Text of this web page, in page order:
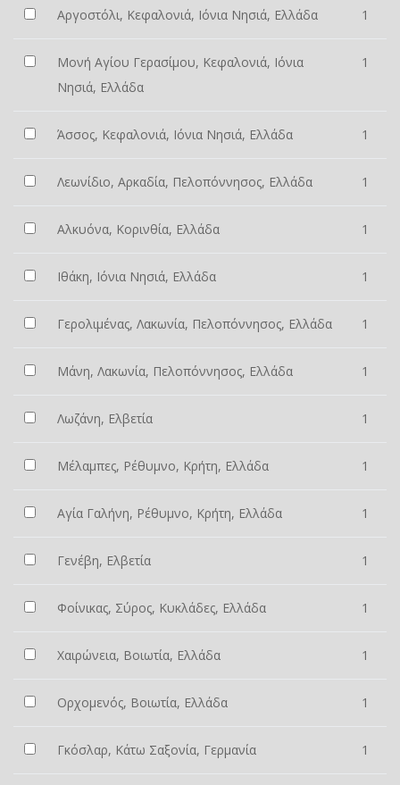
Αργοστόλι, Κεφαλονιά, Ιόνια Νησιά, Ελλάδα 1
Μονή Αγίου Γερασίμου, Κεφαλονιά, Ιόνια
Νησιά, Ελλάδα
1
Άσσος, Κεφαλονιά, Ιόνια Νησιά, Ελλάδα 1
Λεωνίδιο, Αρκαδία, Πελοπόννησος, Ελλάδα 1
Αλκυόνα, Κορινθία, Ελλάδα 1
Ιθάκη, Ιόνια Νησιά, Ελλάδα 1
Γερολιμένας, Λακωνία, Πελοπόννησος, Ελλάδα 1
Μάνη, Λακωνία, Πελοπόννησος, Ελλάδα 1
Λωζάνη, Ελβετία 1
Μέλαμπες, Ρέθυμνο, Κρήτη, Ελλάδα 1
Αγία Γαλήνη, Ρέθυμνο, Κρήτη, Ελλάδα 1
Γενέβη, Ελβετία 1
Φοίνικας, Σύρος, Κυκλάδες, Ελλάδα 1
Χαιρώνεια, Βοιωτία, Ελλάδα 1
Ορχομενός, Βοιωτία, Ελλάδα 1
Γκόσλαρ, Κάτω Σαξονία, Γερμανία 1